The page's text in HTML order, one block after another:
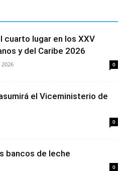
cuarto lugar en los XXV
y del Caribe 2026
0
el Viceministerio de
0
bancos de leche
0